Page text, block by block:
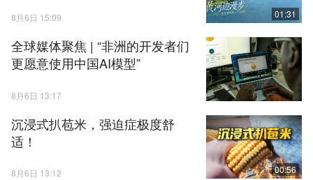
8月6日 15:09 01:31
全球媒体聚焦 | “非洲的开发者们
更愿意使用中国AI模型”
8月6日 13:17
沉浸式扒苞米，强迫症极度舒
适！
8月6日 13:12 00:56